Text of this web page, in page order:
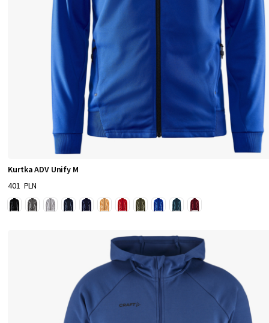
Kurtka ADV Unify M
401 PLN